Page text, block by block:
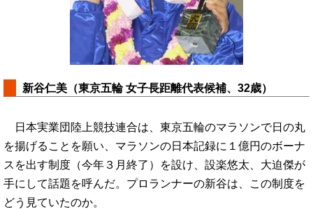
新谷仁美（東京五輪 女子長距離代表候補、32歳）
日本実業団陸上競技連合は、東京五輪のマラソンで日の丸
を揚げることを願い、マラソンの日本記録に１億円のボーナ
スを出す制度（今年３月終了）を設け、設楽悠太、大迫傑が
手にして話題を呼んだ。プロランナーの新谷は、この制度を
どう見ていたのか。